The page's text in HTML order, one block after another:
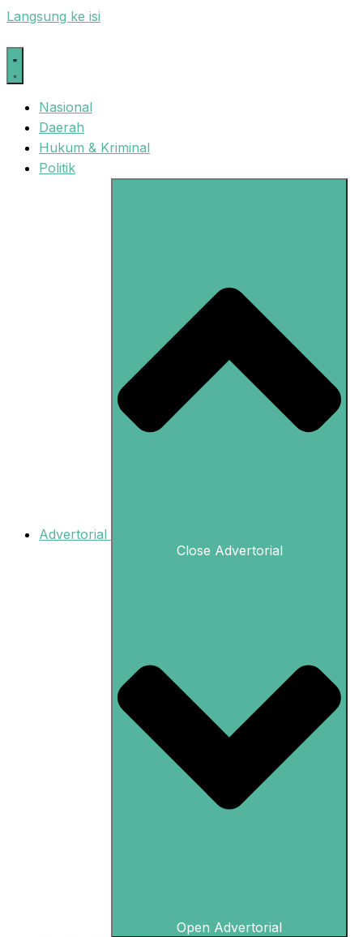
Langsung ke isi
Nasional
Daerah
Hukum & Kriminal
Politik
Advertorial
Close Advertorial
Open Advertorial